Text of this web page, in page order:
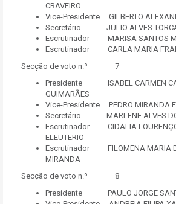
CRAVEIRO
Vice-Presidente GILBERTO
Secretário JULIO ALVES
Escrutinador MARISA SANTOS
Escrutinador CARLA MARIA
Secção de voto n.º 7
Presidente ISABEL CARMEN
GUIMARÃES
Vice-Presidente PEDRO MIRANDA
Secretário MARLENE ALVES
Escrutinador CIDALIA
ELEUTERIO
Escrutinador FILOMENA MARIA
MIRANDA
Secção de voto n.º 8
Presidente PAULO JORGE